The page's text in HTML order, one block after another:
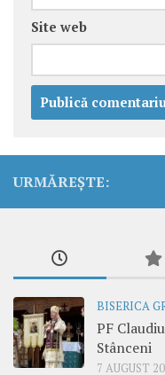
Site web
URMĂREȘTE:
BISERICA
PF
Stânceni
7 AUGUST